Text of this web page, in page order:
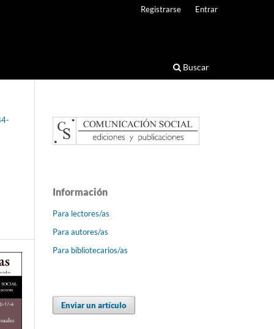
Buscar
Registrarse Entrar
Información
Para lectores/as
Para autores/as
Para bibliotecarios/as
Enviar un artículo